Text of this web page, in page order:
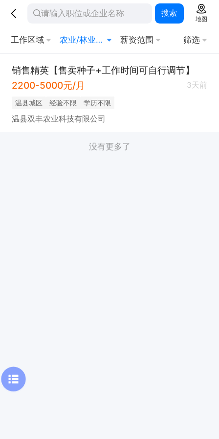
搜索
地图
工作区域 农业/林业技术员 薪资范围 筛选
销售精英【售卖种子+工作时间可自行调节】
2200-5000元/月
3天前
温县城区 经验不限 学历不限
温县双丰农业科技有限公司
没有更多了